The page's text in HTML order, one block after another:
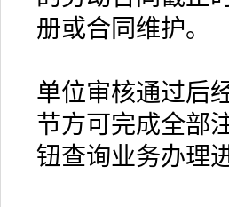
册或合同维护。
单位审核通过后
节方可完成全部
钮查询业务办理